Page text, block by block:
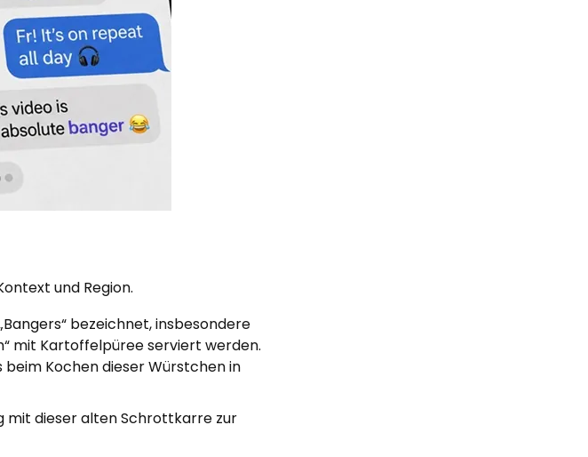
und Region.
bezeichnet, insbesondere
mit Kartoffelpüree serviert werden.
Kochen dieser Würstchen in
mit dieser alten Schrottkarre zur